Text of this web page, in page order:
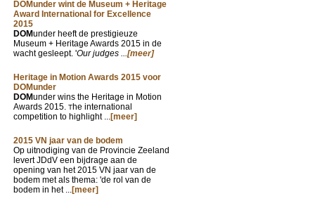
DOMunder wint de Museum + Heritage
Award International for Excellence
2015
DOMunder heeft de prestigieuze
Museum + Heritage Awards 2015 in de
wacht gesleept. 'Our judges ...[meer]
Heritage in Motion Awards 2015 voor
DOMunder
DOMunder wins the Heritage in Motion
Awards 2015. The international
competition to highlight ...[meer]
2015 VN jaar van de bodem
Op uitnodiging van de Provincie Zeeland
levert JDdV een bijdrage aan de
opening van het 2015 VN jaar van de
bodem met als thema: 'de rol van de
bodem in het ...[meer]